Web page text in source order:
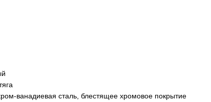
ванадиевая сталь, блестящее хромовое покрытие